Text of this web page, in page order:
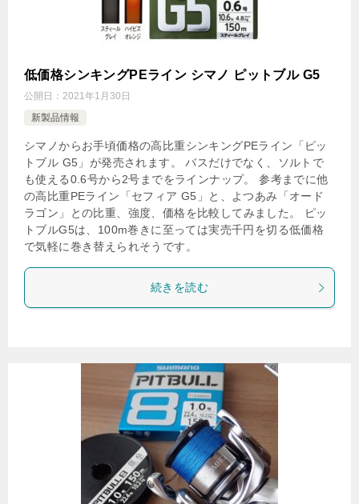
低価格シンキングPEライン シマノ ピットブル G5
公開日： 2021年1月30日
新製品情報
シマノからお手頃価格の高比重シンキングPEライン「ピッ
トブル G5」が発売されます。 バスだけでなく、ソルトで
も使える0.6号から2号までをラインナップ。 参考までに他
の高比重PEライン「セフィア G5」と、よつあみ「オード
ラゴン」との比重、強度、価格を比較してみました。 ピッ
トブルG5は、100m巻きに至っては実売千円を切る低価格
で気軽に巻き替えられそうです。
続きを読む